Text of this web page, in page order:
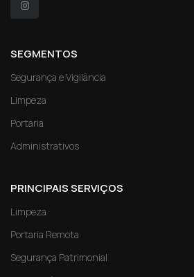
SEGMENTOS
Segurança e Vigilância
Limpeza
Portaria
Administrativos
PRINCIPAIS SERVIÇOS
Limpeza
Portaria Remota
Segurança Patrimonial